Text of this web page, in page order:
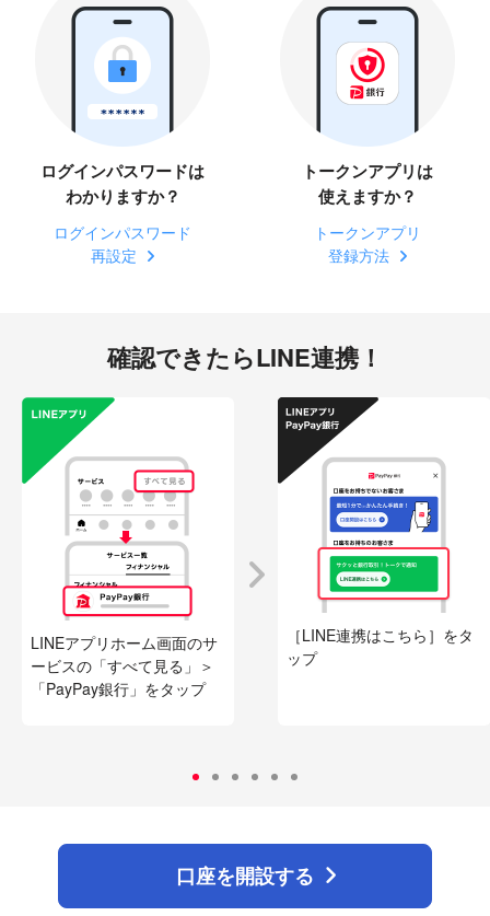
ログインパスワードは
わかりますか？
ログインパスワード
再設定
トークンアプリは
使えますか？
トークンアプリ
登録方法
確認できたらLINE連携！
LINEアプリホーム画面のサ
ービスの「すべて見る」＞
「PayPay銀行」をタップ
［LINE連携はこちら］をタ
ップ
口座を開設する